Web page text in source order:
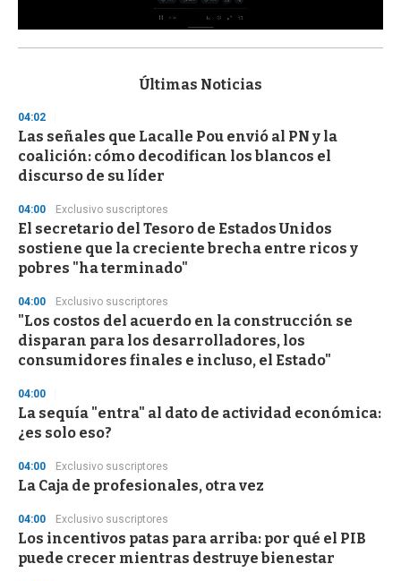
s
d
s
o
f
3
s
e
c
o
n
d
Últimas Noticias
04:02
Las señales que Lacalle Pou envió al PN y la
coalición: cómo decodifican los blancos el
discurso de su líder
04:00 Exclusivo suscriptores
El secretario del Tesoro de Estados Unidos
sostiene que la creciente brecha entre ricos y
pobres "ha terminado"
04:00 Exclusivo suscriptores
"Los costos del acuerdo en la construcción se
disparan para los desarrolladores, los
consumidores finales e incluso, el Estado"
04:00
La sequía "entra" al dato de actividad económica:
¿es solo eso?
04:00 Exclusivo suscriptores
La Caja de profesionales, otra vez
04:00 Exclusivo suscriptores
Los incentivos patas para arriba: por qué el PIB
puede crecer mientras destruye bienestar